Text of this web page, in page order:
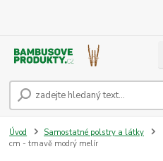
Úvod Samostatné polstry a látky
cm - tmavě modrý melír